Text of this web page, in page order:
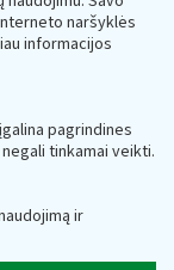
naršyklės
informacijos
pagrindines
tinkamai veikti.
ir
el.paštas:
Lietuvos
Juridinių